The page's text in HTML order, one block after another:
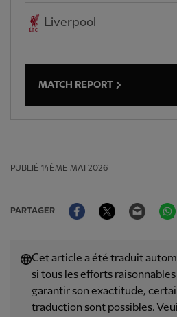
Liverpool
MATCH REPORT
PUBLIÉ 14ÈME MAI 2026
PARTAGER
FacebookTwitter Email
Cet article a été traduit
si tous les efforts
garantir son exactitude,
traduction sont possibles.